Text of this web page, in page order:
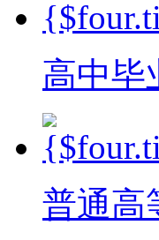
高中毕
普通高